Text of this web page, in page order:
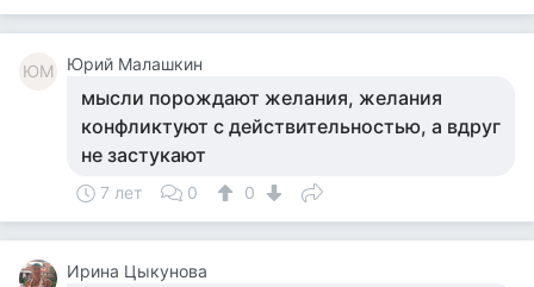
ЮМ Юрий Малашкин
мысли порождают желания, желания
конфликтуют с действительностью, а вдруг
не застукают
7 лет 0 0
Ирина Цыкунова